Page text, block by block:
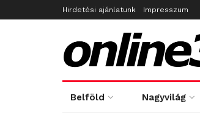
Hirdetési ajánlatunk Impresszum
Belföld Nagyvilág